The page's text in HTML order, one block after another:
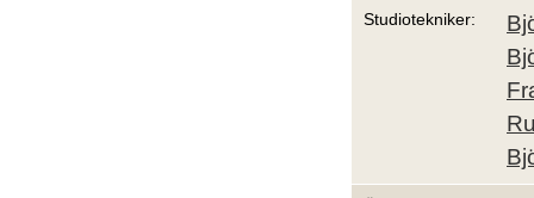
Studiotekniker: